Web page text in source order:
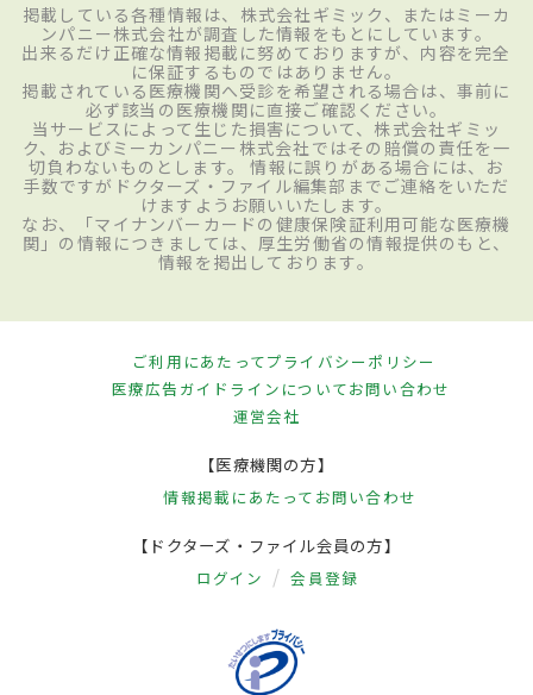
掲載している各種情報は、株式会社ギミック、またはミーカ
ンパニー株式会社が調査した情報をもとにしています。
出来るだけ正確な情報掲載に努めておりますが、内容を完全
に保証するものではありません。
掲載されている医療機関へ受診を希望される場合は、事前に
必ず該当の医療機関に直接ご確認ください。
当サービスによって生じた損害について、株式会社ギミッ
ク、およびミーカンパニー株式会社ではその賠償の責任を一
切負わないものとします。 情報に誤りがある場合には、お
手数ですがドクターズ・ファイル編集部までご連絡をいただ
けますようお願いいたします。
なお、「マイナンバーカードの健康保険証利用可能な医療機
関」の情報につきましては、厚生労働省の情報提供のもと、
情報を掲出しております。
ご利用にあたってプライバシーポリシー
医療広告ガイドラインについてお問い合わせ
運営会社
【医療機関の方】
情報掲載にあたって お問い合わせ
【ドクターズ・ファイル会員の方】
ログイン 会員登録